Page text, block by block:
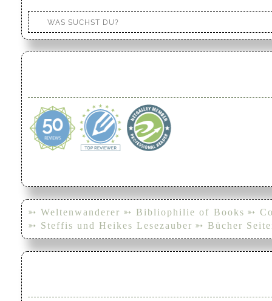
➳ Weltenwanderer ➳ Bibliophilie of Books ➳
➳ Steffis und Heikes Lesezauber ➳ Bücher